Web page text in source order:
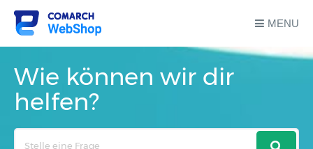
MENU
Wie können wir dir
helfen?